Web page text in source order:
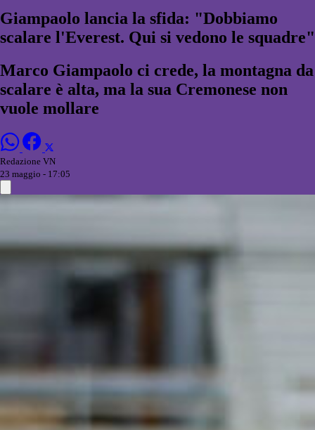
Giampaolo lancia la sfida: "Dobbiamo
scalare l'Everest. Qui si vedono le squadre"
Marco Giampaolo ci crede, la montagna da
scalare è alta, ma la sua Cremonese non
vuole mollare
Redazione VN
23 maggio - 17:05